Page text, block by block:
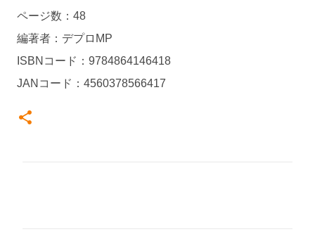
ページ数：48
編著者：デプロMP
ISBNコード：9784864146418
JANコード：4560378566417